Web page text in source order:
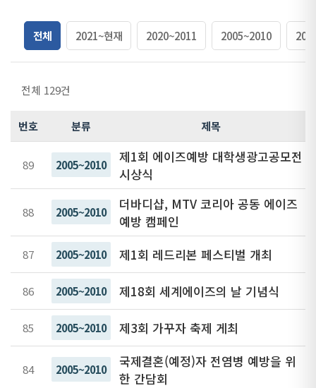
전체 2021~현재 2020~2011 2005~2010
전체 129건
번호 분류 제목
89 2005~2010
제1회 에이즈예방 대학생광고공모전
시상식
88 2005~2010
더바디샵, MTV 코리아 공동 에이즈
예방 캠페인
87 2005~2010 제1회 레드리본 페스티벌 개최
86 2005~2010 제18회 세계에이즈의 날 기념식
85 2005~2010 제3회 가꾸자 축제 게최
84 2005~2010
국제결혼(예정)자 전염병 예방을 위
한 간담회